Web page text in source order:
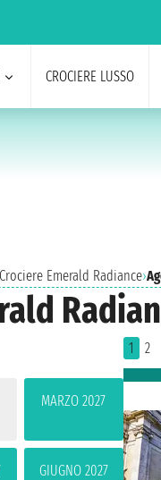
CROCIERE LUSSO
Crociere Emerald Radiance›
MARZO 2027
GIUGNO 2027
1 2